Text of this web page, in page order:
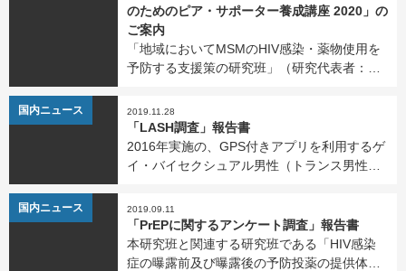
開しました。ぜひ […]
のためのピア・サポーター養成講座 2020」の
ご案内
「地域においてMSMのHIV感染・薬物使用を
予防する支援策の研究班」（研究代表者：樽
代のゲイ男性（男性とセックスをするトラン
スジェンダーを含む）のための、ギャンブ
ル、アルコール […]
NEWS
国内ニュース 2019.11.28
「LASH調査」報告書
2016年実施の、GPS付きアプリを利用するゲ
イ・バイセクシュアル男性（トランス男性な
書をPDFで公開しています。ぜひご覧くださ
い。 恋愛や性行動、健康などに関する97問の
We […]
NEWS
国内ニュース 2019.09.11
「PrEPに関するアンケート調査」報告書
本研究班と関連する研究班である「HIV感染
症の曝露前及び曝露後の予防投薬の提供体制